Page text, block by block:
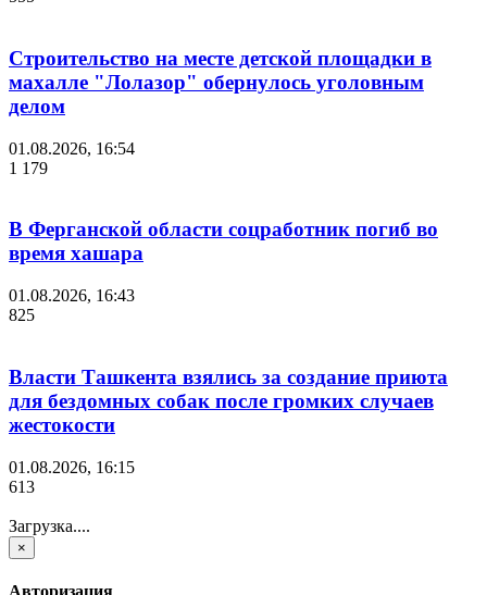
Строительство на месте детской площадки в
махалле "Лолазор" обернулось уголовным
делом
01.08.2026, 16:54
1 179
В Ферганской области соцработник погиб во
время хашара
01.08.2026, 16:43
825
Власти Ташкента взялись за создание приюта
для бездомных собак после громких случаев
жестокости
01.08.2026, 16:15
613
Загрузка....
×
Авторизация